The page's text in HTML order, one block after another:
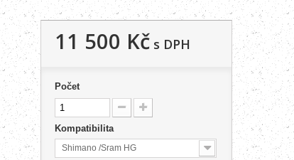
11 500 Kčs DPH
Počet
Kompatibilita
Shimano /Sram HG